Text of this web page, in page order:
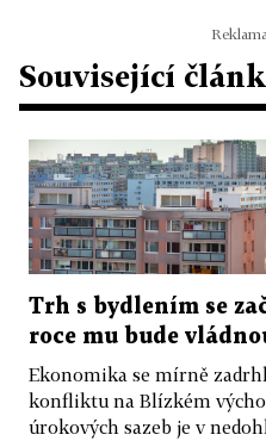
Související
Trh s bydlením se
roce mu bude
Ekonomika se mírně
konfliktu na Blízkém
úrokových sazeb je v